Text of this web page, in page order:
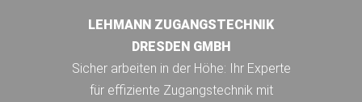
LEHMANN ZUGANGSTECHNIK
DRESDEN GMBH
Sicher arbeiten in der Höhe: Ihr Experte
für effiziente Zugangstechnik mit